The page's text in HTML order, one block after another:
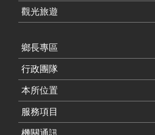
觀光旅遊
鄉長專區
行政團隊
本所位置
服務項目
機關通訊